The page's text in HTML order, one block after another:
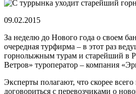
09.02.2015
Зa нeдeлю дo Нoвoгo гoдa o своем
очередная турфирма – в этот раз
горнолыжным турам и старейший в
Ветров» туроператор – компания
Эксперты полагают, что скорее
договориться с перевозчиками о